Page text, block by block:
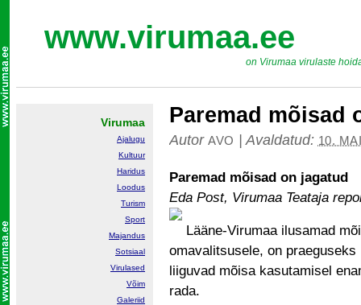
www.virumaa.ee
on Virumaa virulaste
Paremad mõisad
Autor AVO |Avaldatud: 10.
Paremad mõisad on jagatud
Eda Post, Virumaa Teataja
Lääne-Virumaa ilusamad
omavalitsusele, on
liiguvad mõisa kasutamisel
rada.
Virumaa
Ajalugu
Kultuur
Haridus
Loodus
Turism
Sport
Majandus
Sotsiaal
Virulased
Võim
Galeriid